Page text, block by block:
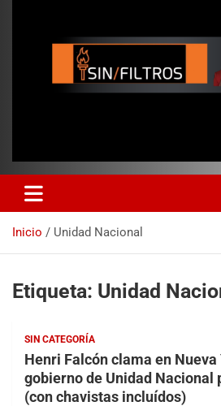
Inicio Unidad Nacional
Etiqueta: Unidad
SIN CATEGORÍA
Henri Falcón clama en Nueva
gobierno de Unidad Nacional
(con chavistas incluídos)